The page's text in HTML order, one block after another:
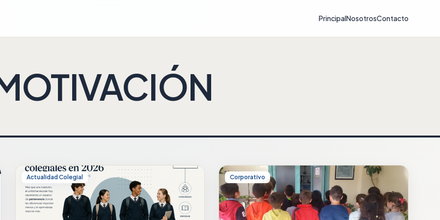
PrincipalNosotrosContacto
Actualidad Colegial Corporativo